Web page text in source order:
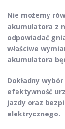
Nie możemy
akumulatora z
odpowiadać
właściwe
akumulatora
Dokładny
efektywność
jazdy oraz
elektrycznego.